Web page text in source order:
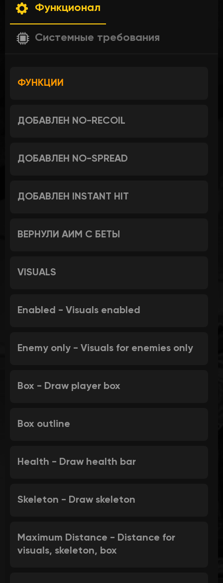
Функционал
Системные требования
ФУНКЦИИ
ДОБАВЛЕН NO-RECOIL
ДОБАВЛЕН NO-SPREAD
ДОБАВЛЕН INSTANT HIT
ВЕРНУЛИ АИМ С БЕТЫ
VISUALS
Enabled - Visuals enabled
Enemy only - Visuals for enemies only
Box - Draw player box
Box outline
Health - Draw health bar
Skeleton - Draw skeleton
Maximum Distance - Distance for
visuals, skeleton, box